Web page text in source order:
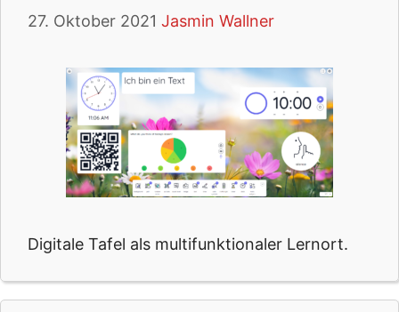
27. Oktober 2021 Jasmin Wallner
Digitale Tafel als multifunktionaler Lernort.